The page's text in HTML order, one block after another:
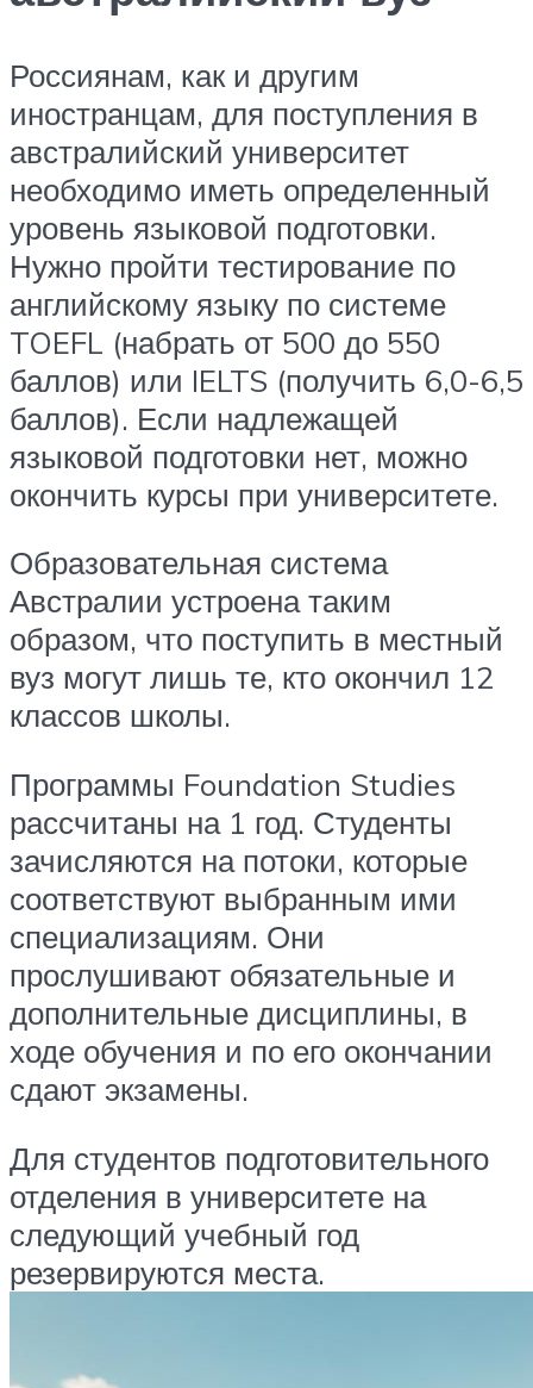
Россиянам, как и другим
иностранцам, для поступления в
австралийский университет
необходимо иметь определенный
уровень языковой подготовки.
Нужно пройти тестирование по
английскому языку по системе
TOEFL (набрать от 500 до 550
баллов) или IELTS (получить 6,0-6,5
баллов). Если надлежащей
языковой подготовки нет, можно
окончить курсы при университете.
Образовательная система
Австралии устроена таким
образом, что поступить в местный
вуз могут лишь те, кто окончил 12
классов школы.
Программы Foundation Studies
рассчитаны на 1 год. Студенты
зачисляются на потоки, которые
соответствуют выбранным ими
специализациям. Они
прослушивают обязательные и
дополнительные дисциплины, в
ходе обучения и по его окончании
сдают экзамены.
Для студентов подготовительного
отделения в университете на
следующий учебный год
резервируются места.